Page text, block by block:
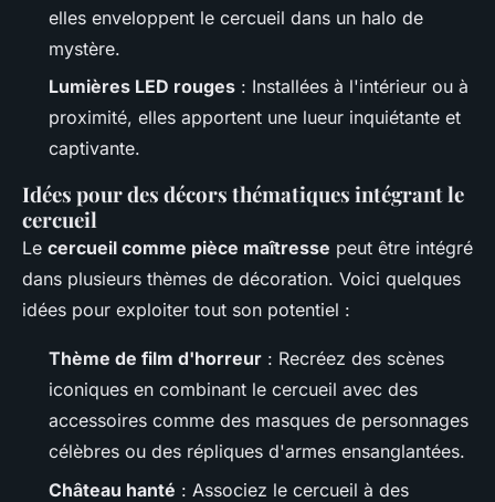
elles enveloppent le cercueil dans un halo de
mystère.
Lumières LED rouges : Installées à l'intérieur ou à
proximité, elles apportent une lueur inquiétante et
captivante.
Idées pour des décors thématiques intégrant le
cercueil
Le cercueil comme pièce maîtresse peut être intégré
dans plusieurs thèmes de décoration. Voici quelques
idées pour exploiter tout son potentiel :
Thème de film d'horreur : Recréez des scènes
iconiques en combinant le cercueil avec des
accessoires comme des masques de personnages
célèbres ou des répliques d'armes ensanglantées.
Château hanté : Associez le cercueil à des